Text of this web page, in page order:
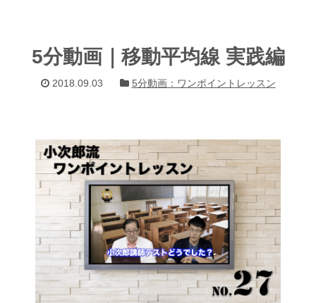
5分動画｜移動平均線 実践編
2018.09.03 5分動画：ワンポイントレッスン